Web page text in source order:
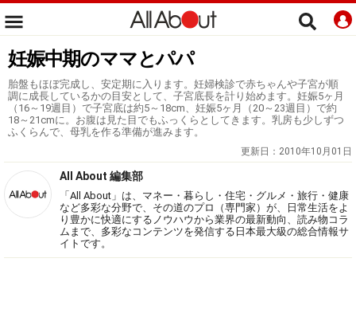
妊娠中期のママとパパ
胎盤もほぼ完成し、安定期に入ります。妊婦検診で赤ちゃんや子宮が順
調に成長しているかの目安として、子宮底長を計り始めます。妊娠5ヶ月
（16～19週目）で子宮底は約5～18cm、妊娠5ヶ月（20～23週目）で約
18～21cmに。お腹は見た目でもふっくらとしてきます。乳房も少しずつ
ふくらんで、母乳を作る準備が進みます。
更新日： 2010年10月01日
All About 編集部
「All About」は、マネー・暮らし・住宅・グルメ・旅行・健康
など多彩な分野で、その道のプロ（専門家）が、日常生活をよ
り豊かに快適にするノウハウから業界の最新動向、読み物コラ
ムまで、多彩なコンテンツを発信する日本最大級の総合情報サ
イトです。